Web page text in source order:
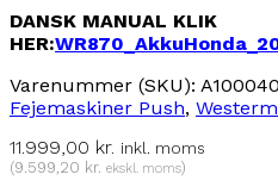
DANSK MANUAL KLIK
HER:
Varenummer (SKU): A100040
Fejemaskiner Push,
11.999,00 kr. inkl. moms
(9.599,20 kr. ekskl. moms)